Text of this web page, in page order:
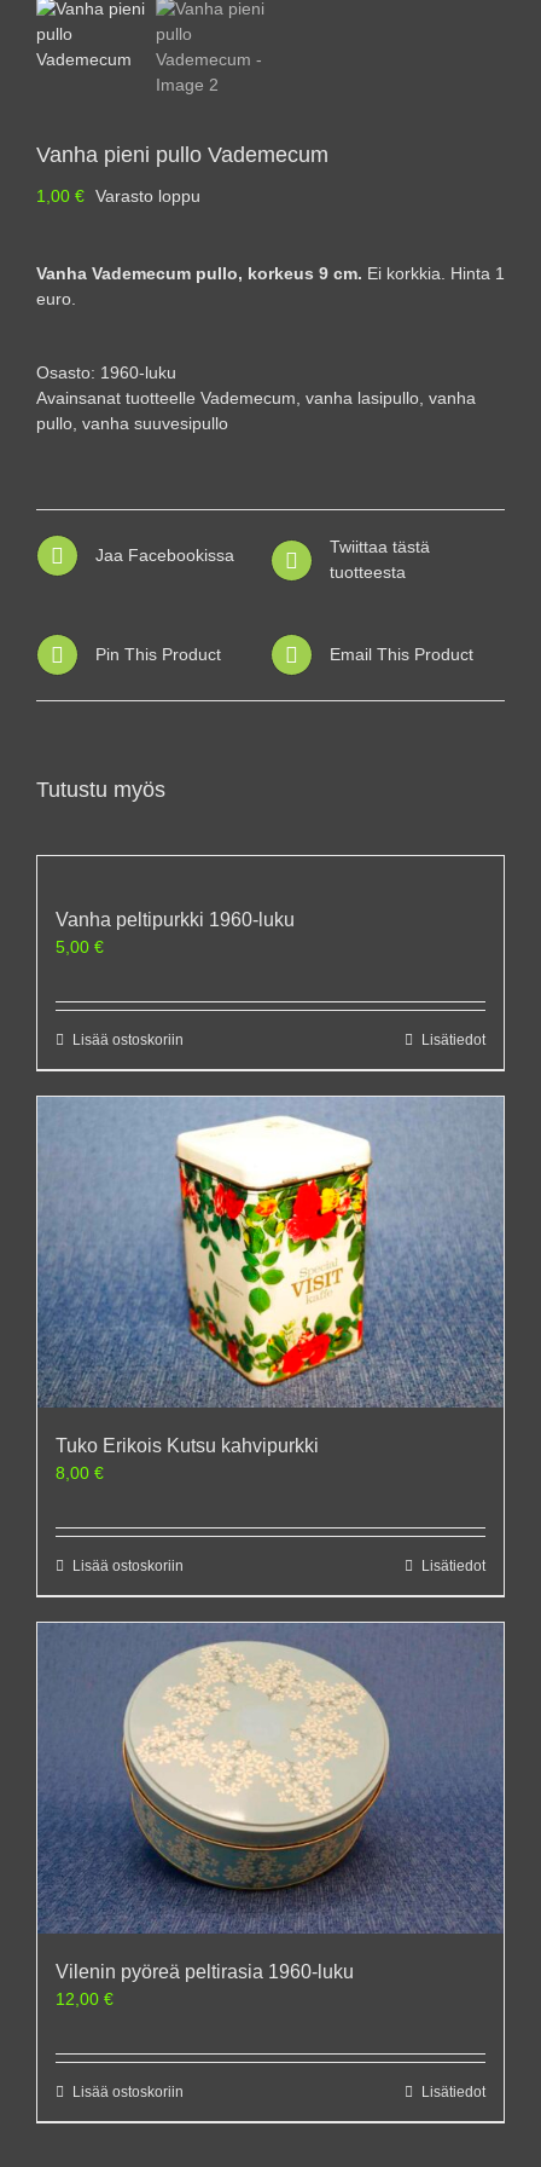
Vanha pieni pullo Vademecum
1,00 € Varasto loppu
Vanha Vademecum pullo, korkeus 9 cm. Ei korkkia. Hinta 1
euro.
Osasto: 1960-luku
Avainsanat tuotteelle Vademecum, vanha lasipullo, vanha
pullo, vanha suuvesipullo
Jaa Facebookissa
Twiittaa tästä
tuotteesta
Pin This Product Email This Product
Tutustu myös
Vanha peltipurkki 1960-luku
5,00 €
Lisää ostoskoriin Lisätiedot
Tuko Erikois Kutsu kahvipurkki
8,00 €
Lisää ostoskoriin Lisätiedot
Vilenin pyöreä peltirasia 1960-luku
12,00 €
Lisää ostoskoriin Lisätiedot